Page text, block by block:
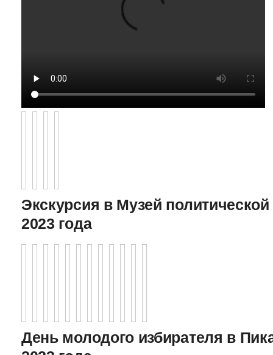
Экскурсия в Музей
2023 года
День молодого избирателя в